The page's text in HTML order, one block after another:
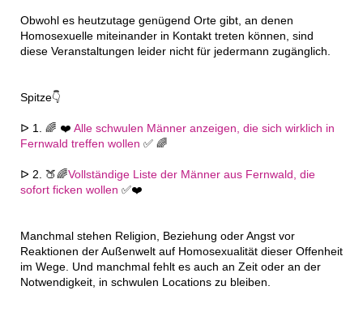
Obwohl es heutzutage genügend Orte gibt, an denen
Homosexuelle miteinander in Kontakt treten können, sind
diese Veranstaltungen leider nicht für jedermann zugänglich.
Spitze👇
ᐅ 1. 🌈 ❤️ Alle schwulen Männer anzeigen, die sich wirklich in
Fernwald treffen wollen ✅ 🌈
ᐅ 2. 🍑🌈Vollständige Liste der Männer aus Fernwald, die
sofort ficken wollen ✅❤️
Manchmal stehen Religion, Beziehung oder Angst vor
Reaktionen der Außenwelt auf Homosexualität dieser Offenheit
im Wege. Und manchmal fehlt es auch an Zeit oder an der
Notwendigkeit, in schwulen Locations zu bleiben.